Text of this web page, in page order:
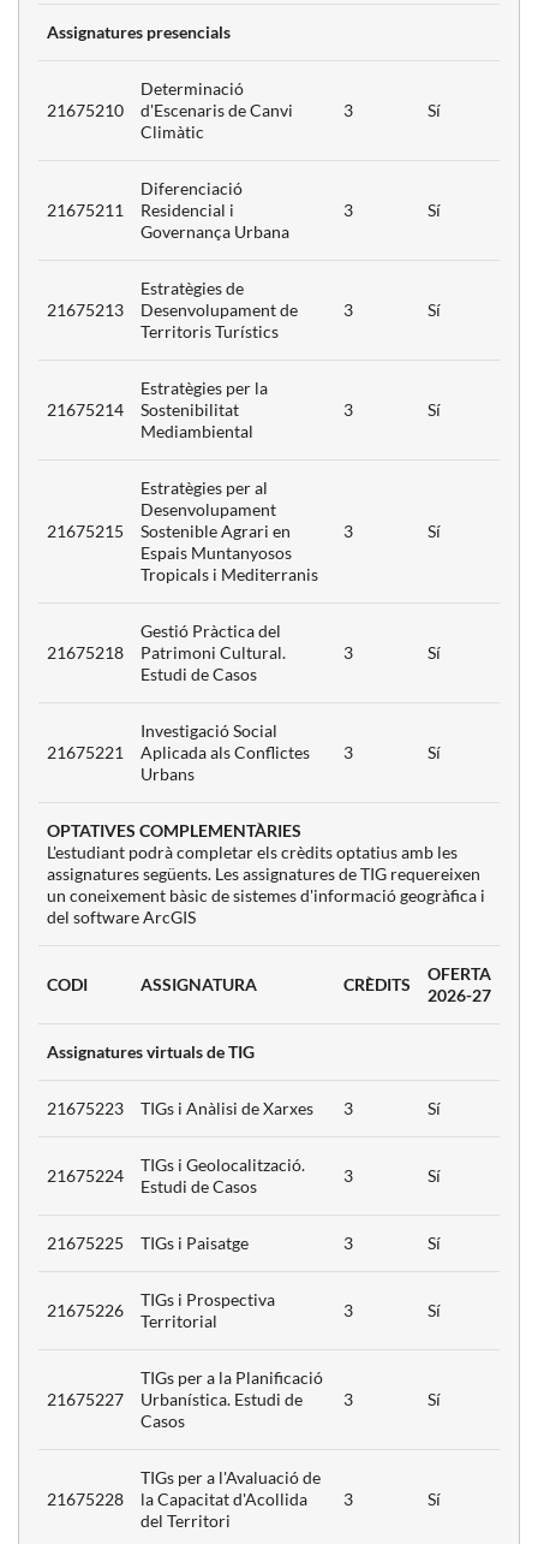
Assignatures presencials
21675210
Determinació
d'Escenaris de Canvi
Climàtic
3 Sí
21675211
Diferenciació
Residencial i
Governança Urbana
3 Sí
21675213
Estratègies de
Desenvolupament de
Territoris Turístics
3 Sí
21675214
Estratègies per la
Sostenibilitat
Mediambiental
3 Sí
21675215
Estratègies per al
Desenvolupament
Sostenible Agrari en
Espais Muntanyosos
Tropicals i Mediterranis
3 Sí
21675218
Gestió Pràctica del
Patrimoni Cultural.
Estudi de Casos
3 Sí
21675221
Investigació Social
Aplicada als Conflictes
Urbans
3 Sí
OPTATIVES COMPLEMENTÀRIES
L'estudiant podrà completar els crèdits optatius amb les
assignatures següents. Les assignatures de TIG requereixen
un coneixement bàsic de sistemes d'informació geogràfica i
del software ArcGIS
CODI ASSIGNATURA CRÈDITS
OFERTA
2026-27
Assignatures virtuals de TIG
21675223 TIGs i Anàlisi de Xarxes 3 Sí
21675224
TIGs i Geolocalització.
Estudi de Casos
3 Sí
21675225 TIGs i Paisatge 3 Sí
21675226
TIGs i Prospectiva
Territorial
3 Sí
21675227
TIGs per a la Planificació
Urbanística. Estudi de
Casos
3 Sí
21675228
TIGs per a l'Avaluació de
la Capacitat d'Acollida
del Territori
3 Sí
3